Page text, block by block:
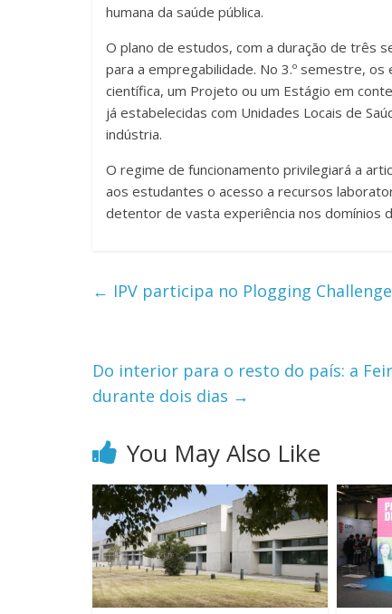
humana da saúde pública.
O plano de estudos, com a duração de três
para a empregabilidade. No 3.º semestre,
científica, um Projeto ou um Estágio em
já estabelecidas com Unidades Locais de
indústria.
O regime de funcionamento privilegiará a
aos estudantes o acesso a recursos
detentor de vasta experiência nos domínios
← IPV participa no Plogging
Do interior para o resto do país: a
durante dois dias →
You May Also Like